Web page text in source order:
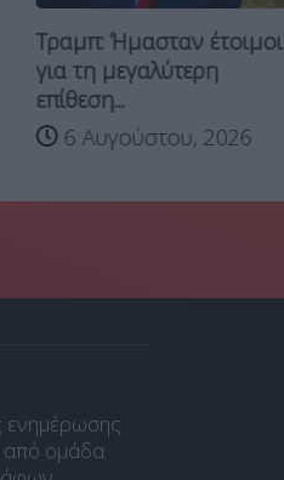
Τραμπ: Ήμασταν έτοιμοι
για τη μεγαλύτερη
επίθεση...
6 Αυγούστου, 2026
ενημέρωσης
από ομάδα